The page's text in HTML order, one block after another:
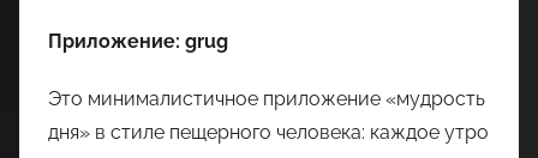
Приложение: grug
Это минималистичное приложение «мудрость
дня» в стиле пещерного человека: каждое утро